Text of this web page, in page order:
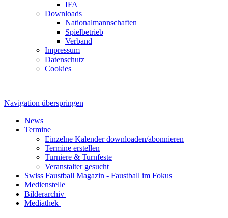
IFA
Downloads
Nationalmannschaften
Spielbetrieb
Verband
Impressum
Datenschutz
Cookies
Navigation überspringen
News
Termine
Einzelne Kalender downloaden/abonnieren
Termine erstellen
Turniere & Turnfeste
Veranstalter gesucht
Swiss Faustball Magazin - Faustball im Fokus
Medienstelle
Bilderarchiv
Mediathek